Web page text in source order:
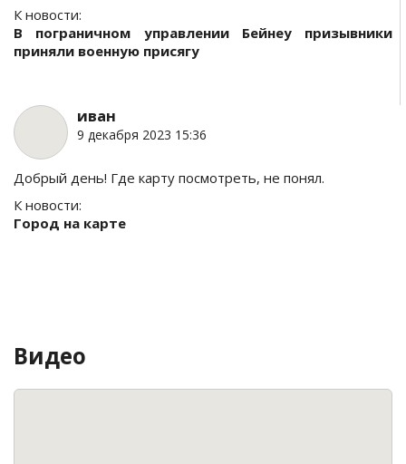
К новости:
В пограничном управлении Бейнеу призывники
приняли военную присягу
иван
9 декабря 2023 15:36
Добрый день! Где карту посмотреть, не понял.
К новости:
Город на карте
Видео